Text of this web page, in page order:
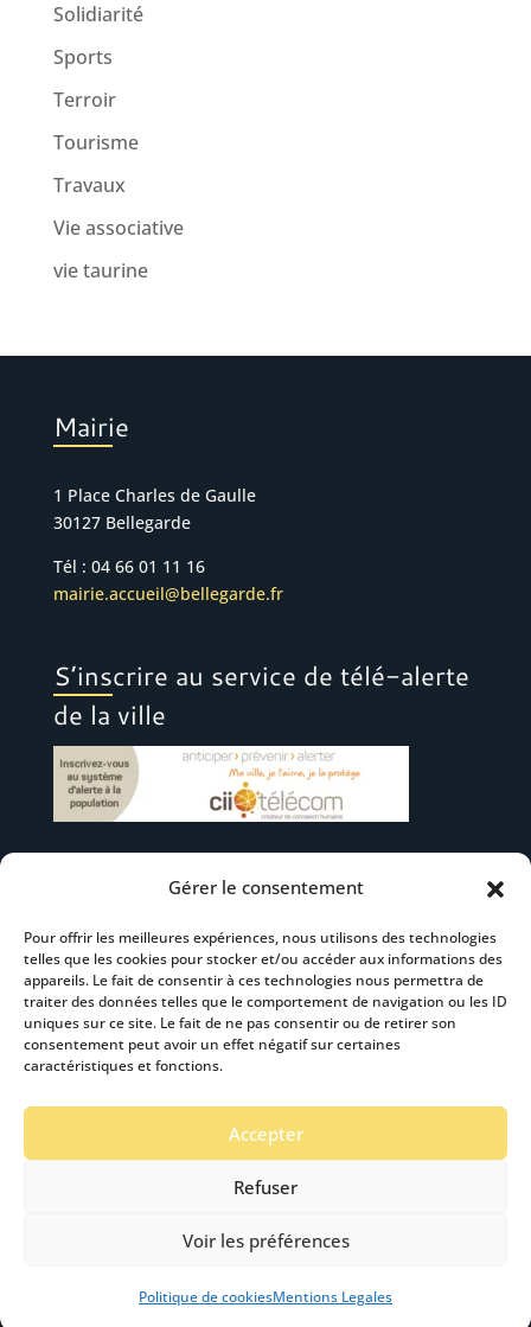
Gérer le consentement
Pour offrir les meilleures expériences, nous utilisons des technologies
telles que les cookies pour stocker et/ou accéder aux informations des
appareils. Le fait de consentir à ces technologies nous permettra de
traiter des données telles que le comportement de navigation ou les ID
uniques sur ce site. Le fait de ne pas consentir ou de retirer son
consentement peut avoir un effet négatif sur certaines
caractéristiques et fonctions.
Accepter
Refuser
Voir les préférences
Politique de cookiesMentions Legales
Solidiarité
Sports
Terroir
Tourisme
Travaux
Vie associative
vie taurine
Mairie
1 Place Charles de Gaulle
30127 Bellegarde
Tél : 04 66 01 11 16
mairie.accueil@bellegarde.fr
S’inscrire au service de télé-alerte
de la ville
Suivez-nous
S’abonner à la newsletter
Stardust Communication Copyright © 2019 -2024